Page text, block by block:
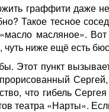
граффити даже
Такое тесное
«масло масляное».
, чуть ниже ещё есть
Этот пункт
что гибель
театра «Нарты».